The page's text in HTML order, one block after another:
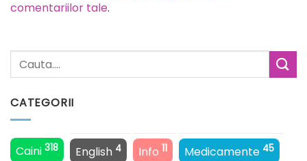
CATEGORII
Caini 318 English 4 Info 11 Medicamente 45
comentariilor tale.